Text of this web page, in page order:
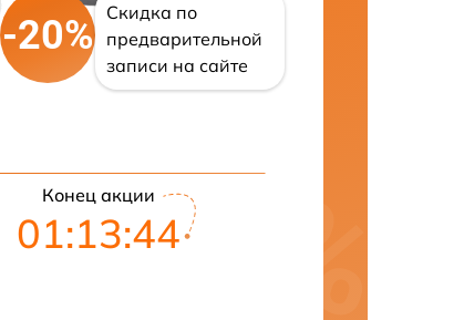
-20%
Скидка по
предварительной
записи на сайте
Конец акции
01:13:43